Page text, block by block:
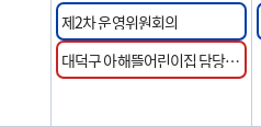
제2차 운영위원회의
대덕구 아해뜰어린이집 담당 교
사 교육